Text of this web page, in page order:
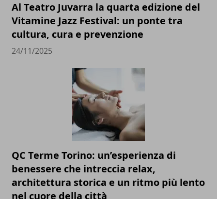
Al Teatro Juvarra la quarta edizione del
Vitamine Jazz Festival: un ponte tra
cultura, cura e prevenzione
24/11/2025
QC Terme Torino: un’esperienza di
benessere che intreccia relax,
architettura storica e un ritmo più lento
nel cuore della città